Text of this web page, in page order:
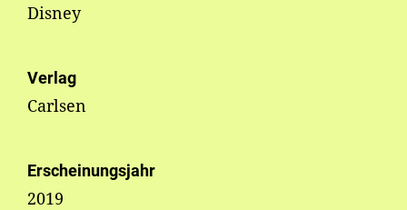
Disney
Verlag
Carlsen
Erscheinungsjahr
2019